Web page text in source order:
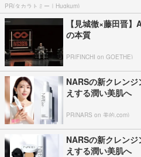
PR(タカラトミー｜Hugkum)
【見城徹×藤田晋
の本質
PR(FINCHI on GOETHE)
NARSの新クレン
えする潤い美肌へ
PR(NARS on 美的.com)
NARSの新クレン
えする潤い美肌へ